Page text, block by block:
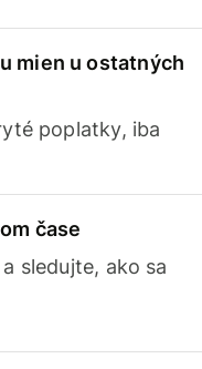
mien u ostatných
poplatky, iba
čase
sledujte, ako sa